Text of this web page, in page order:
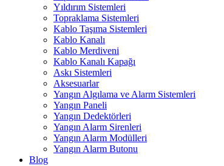
Yıldırım Sistemleri
Topraklama Sistemleri
Kablo Taşıma Sistemleri
Kablo Kanalı
Kablo Merdiveni
Kablo Kanalı Kapağı
Askı Sistemleri
Aksesuarlar
Yangın Algılama ve Alarm Sistemleri
Yangın Paneli
Yangın Dedektörleri
Yangın Alarm Sirenleri
Yangın Alarm Modülleri
Yangın Alarm Butonu
Blog